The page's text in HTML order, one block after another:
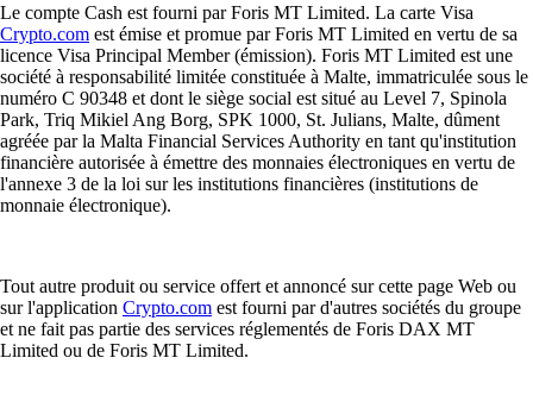
Le compte Cash est fourni par Foris MT Limited. La carte Visa
Crypto.com est émise et promue par Foris MT Limited en vertu de sa
licence Visa Principal Member (émission). Foris MT Limited est une
société à responsabilité limitée constituée à Malte, immatriculée sous le
numéro C 90348 et dont le siège social est situé au Level 7, Spinola
Park, Triq Mikiel Ang Borg, SPK 1000, St. Julians, Malte, dûment
agréée par la Malta Financial Services Authority en tant qu'institution
financière autorisée à émettre des monnaies électroniques en vertu de
l'annexe 3 de la loi sur les institutions financières (institutions de
monnaie électronique).
Tout autre produit ou service offert et annoncé sur cette page Web ou
sur l'application Crypto.com est fourni par d'autres sociétés du groupe
et ne fait pas partie des services réglementés de Foris DAX MT
Limited ou de Foris MT Limited.